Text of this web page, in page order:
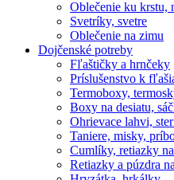
Oblečenie ku krstu,
Svetríky, svetre
Oblečenie na zimu
Dojčenské potreby
Fľaštičky a hrnčeky
Príslušenstvo k
Termoboxy,
Boxy na desiatu,
Ohrievace lahvi,
Taniere, misky,
Cumlíky, retiazky
Retiazky a púzdra